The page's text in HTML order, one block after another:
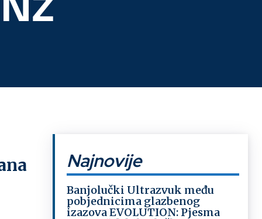
Najnovije
Banjolučki Ultrazvuk među
pobjednicima glazbenog
izazova EVOLUTION: Pjesma